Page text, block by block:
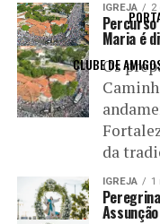
CLUBE DE
IGREJA 2
Percurso
Maria é
Os
da
IGREJA 1